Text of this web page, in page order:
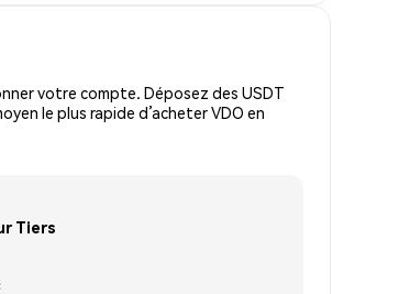
votre compte. Déposez des USDT
le plus rapide d’acheter VDO en
Tiers